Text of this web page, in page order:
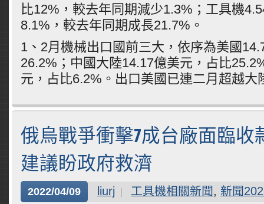
比12%，較去年同期減少1.3%；工具機
8.1%，較去年同期成長21.7%。
1、2月機械出口國前三大，依序為美國
26.2%；中國大陸14.17億美元，占比
元，占比6.2%。出口美國已連二月超越大
俄烏戰爭衝擊7成台廠面臨收
建議盼政府救濟
2022/04/09 liurj 工具機相關新聞, 新聞